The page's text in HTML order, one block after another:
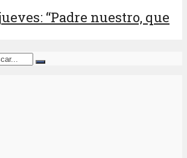
“Padre nuestro, que